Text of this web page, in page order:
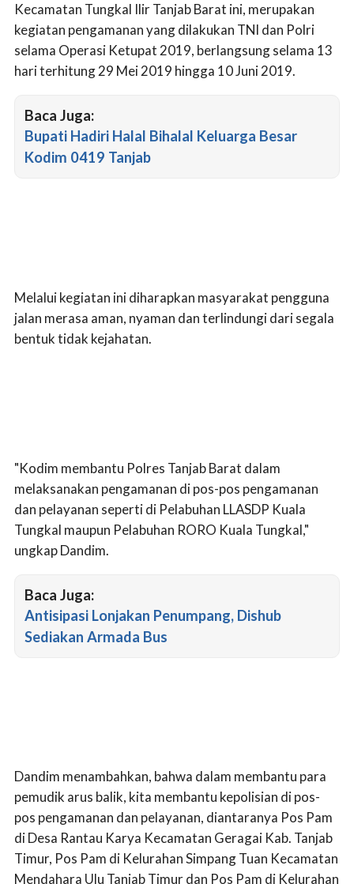
Kecamatan Tungkal Ilir Tanjab Barat ini, merupakan
kegiatan pengamanan yang dilakukan TNI dan Polri
selama Operasi Ketupat 2019, berlangsung selama 13
hari terhitung 29 Mei 2019 hingga 10 Juni 2019.
Baca Juga:
Bupati Hadiri Halal Bihalal Keluarga Besar
Kodim 0419 Tanjab
Melalui kegiatan ini diharapkan masyarakat pengguna
jalan merasa aman, nyaman dan terlindungi dari segala
bentuk tidak kejahatan.
"Kodim membantu Polres Tanjab Barat dalam
melaksanakan pengamanan di pos-pos pengamanan
dan pelayanan seperti di Pelabuhan LLASDP Kuala
Tungkal maupun Pelabuhan RORO Kuala Tungkal,"
ungkap Dandim.
Baca Juga:
Antisipasi Lonjakan Penumpang, Dishub
Sediakan Armada Bus
Dandim menambahkan, bahwa dalam membantu para
pemudik arus balik, kita membantu kepolisian di pos-
pos pengamanan dan pelayanan, diantaranya Pos Pam
di Desa Rantau Karya Kecamatan Geragai Kab. Tanjab
Timur, Pos Pam di Kelurahan Simpang Tuan Kecamatan
Mendahara Ulu Tanjab Timur dan Pos Pam di Kelurahan